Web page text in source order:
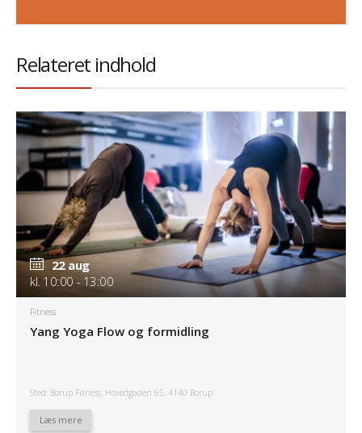
Relateret indhold
22 aug
kl. 10:00 - 13:00
Fitness
Yang Yoga Flow og formidling
Sted: Borup Fitness, Hovedgaden 65, 4140 Borup
Læs mere